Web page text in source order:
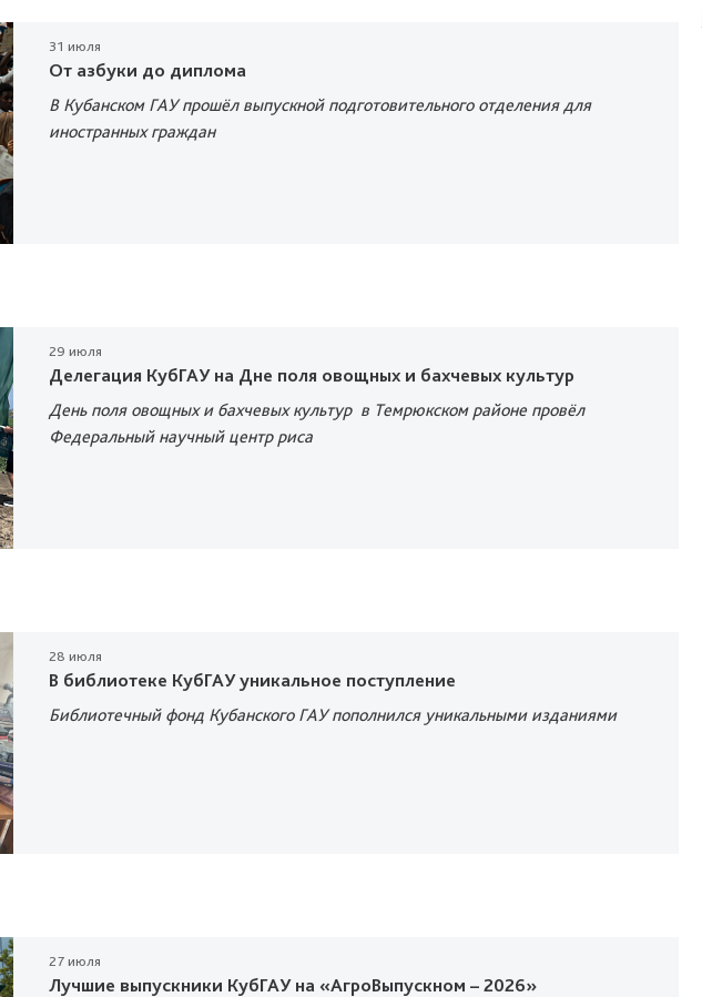
31 июля
От азбуки до диплома
В Кубанском ГАУ прошёл выпускной подготовительного отделения для
иностранных граждан
29 июля
Делегация КубГАУ на Дне поля овощных и бахчевых культур
День поля овощных и бахчевых культур в Темрюкском районе провёл
Федеральный научный центр риса
28 июля
В библиотеке КубГАУ уникальное поступление
Библиотечный фонд Кубанского ГАУ пополнился уникальными изданиями
27 июля
Лучшие выпускники КубГАУ на «АгроВыпускном – 2026»